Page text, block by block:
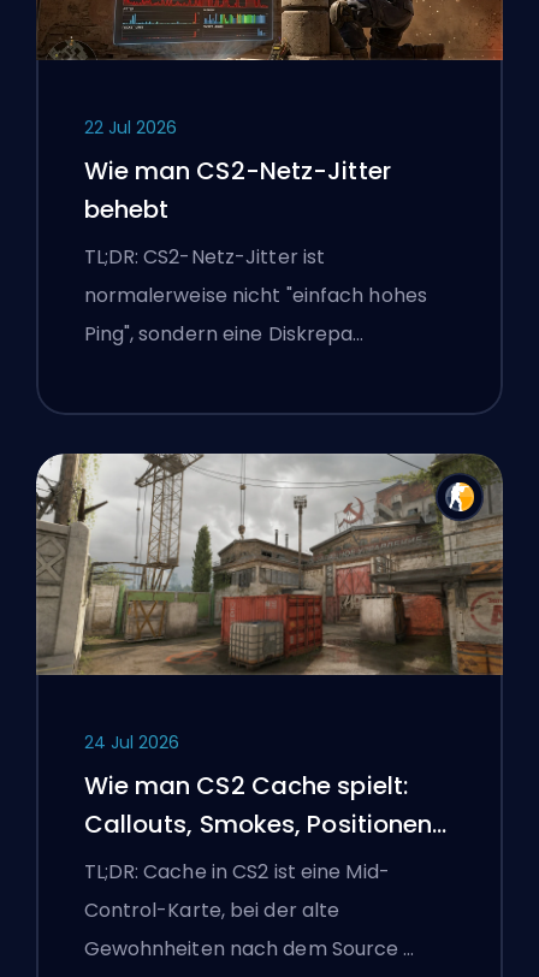
22 Jul 2026
Wie man CS2-Netz-Jitter
behebt
TL;DR: CS2-Netz-Jitter ist
normalerweise nicht "einfach hohes
Ping", sondern eine Diskrepa…
24 Jul 2026
Wie man CS2 Cache spielt:
Callouts, Smokes, Positionen
und Premier-Tipps
TL;DR: Cache in CS2 ist eine Mid-
Control-Karte, bei der alte
Gewohnheiten nach dem Source …